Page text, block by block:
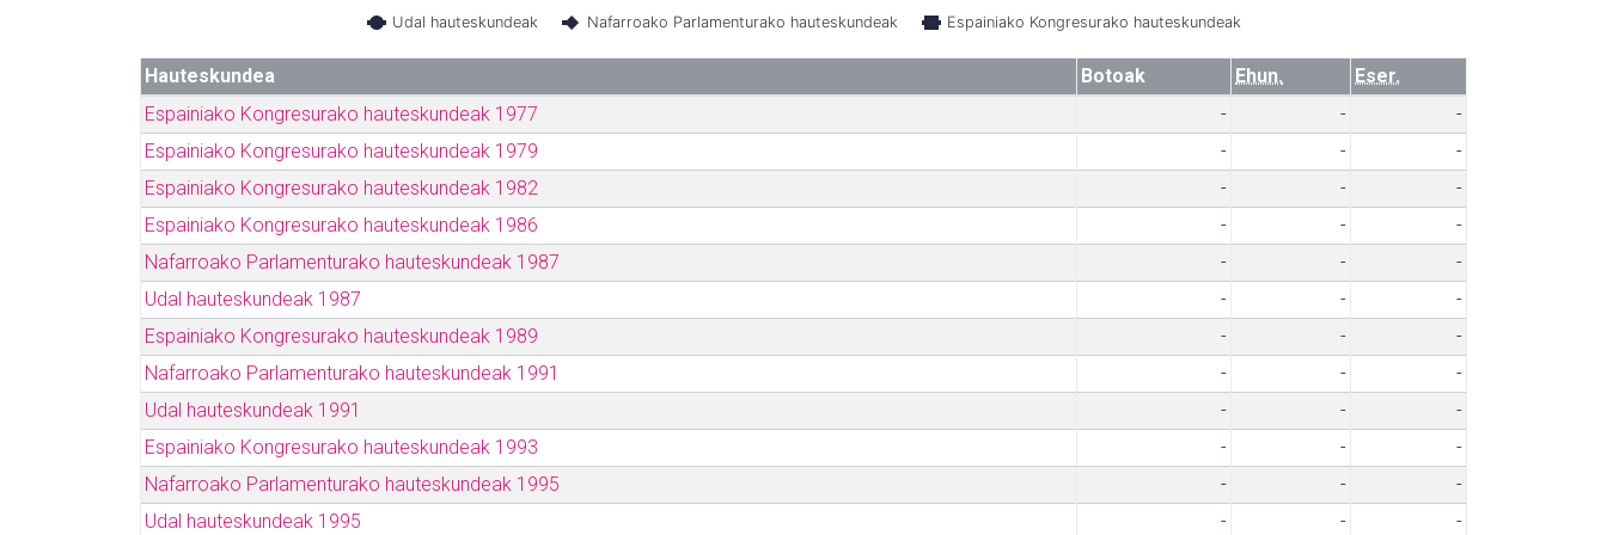
Udal hauteskundeak Nafarroako Parlamenturako hauteskundeak Espainiako Kongresurako hauteskundeak
Hauteskundea Botoak Ehun.
Eser.
Espainiako Kongresurako hauteskundeak 1977
- -
-
Espainiako Kongresurako hauteskundeak 1979
- -
-
Espainiako Kongresurako hauteskundeak 1982
- -
-
Espainiako Kongresurako hauteskundeak 1986
- -
-
Nafarroako Parlamenturako hauteskundeak 1987
- -
-
Udal hauteskundeak 1987
- -
-
Espainiako Kongresurako hauteskundeak 1989
- -
-
Nafarroako Parlamenturako hauteskundeak 1991
- -
-
Udal hauteskundeak 1991
- -
-
Espainiako Kongresurako hauteskundeak 1993
- -
-
Nafarroako Parlamenturako hauteskundeak 1995
- -
-
Udal hauteskundeak 1995
- -
-